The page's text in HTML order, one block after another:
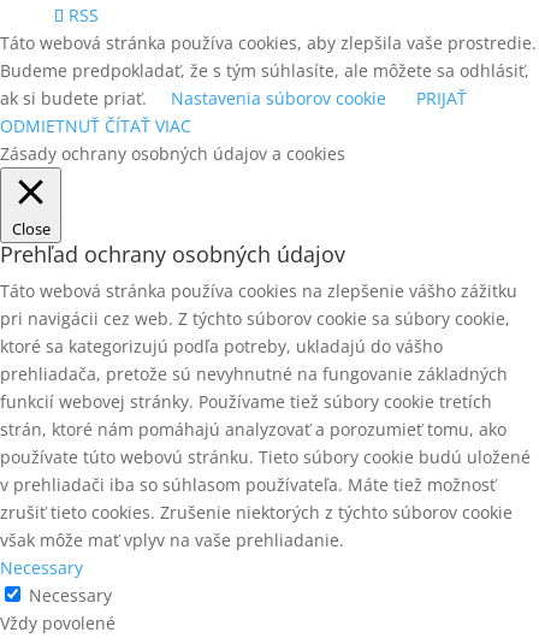
RSS
Táto webová stránka používa cookies, aby zlepšila vaše prostredie.
Budeme predpokladať, že s tým súhlasíte, ale môžete sa odhlásiť,
ak si budete priať.
Nastavenia súborov cookie
PRIJAŤ
ODMIETNUŤ ČÍTAŤ VIAC
Zásady ochrany osobných údajov a cookies
Close
Prehľad ochrany osobných údajov
Táto webová stránka používa cookies na zlepšenie vášho zážitku
pri navigácii cez web. Z týchto súborov cookie sa súbory cookie,
ktoré sa kategorizujú podľa potreby, ukladajú do vášho
prehliadača, pretože sú nevyhnutné na fungovanie základných
funkcií webovej stránky. Používame tiež súbory cookie tretích
strán, ktoré nám pomáhajú analyzovať a porozumieť tomu, ako
používate túto webovú stránku. Tieto súbory cookie budú uložené
v prehliadači iba so súhlasom používateľa. Máte tiež možnosť
zrušiť tieto cookies. Zrušenie niektorých z týchto súborov cookie
však môže mať vplyv na vaše prehliadanie.
Necessary
Necessary
Vždy povolené